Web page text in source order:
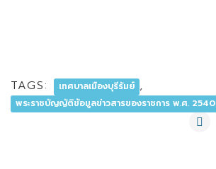
TAGS: เทศบาลเมืองบุรีรัมย์ ,
พระราชบัญญัติข้อมูลข่าวสารของราชการ พ.ศ. 2540